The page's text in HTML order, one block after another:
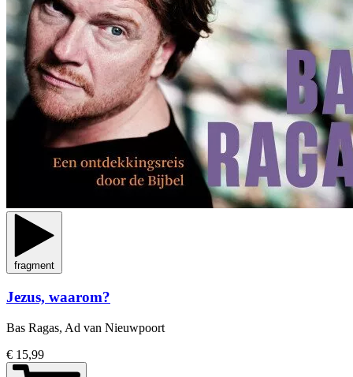
fragment
Jezus, waarom?
Bas Ragas, Ad van Nieuwpoort
€ 15,99